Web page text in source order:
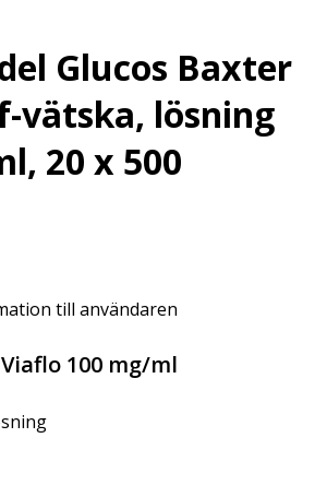
Glucos Baxter
vätska, lösning
20 x 500
till användaren
100 mg/ml